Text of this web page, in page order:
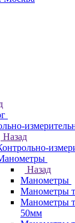
Назад
Назад
Манометры
Манометры
Манометры
50мм